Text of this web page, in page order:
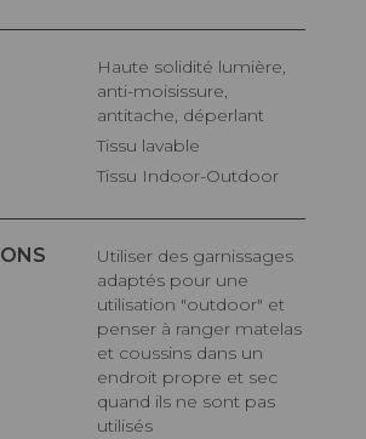
Haute solidité lumière,
anti-moisissure,
antitache, déperlant
Tissu lavable
Tissu Indoor-Outdoor
Utiliser des garnissages
adaptés pour une
utilisation "outdoor" et
penser à ranger matelas
et coussins dans un
endroit propre et sec
quand ils ne sont pas
utilisés